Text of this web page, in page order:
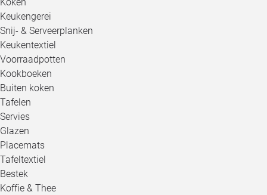
Keukengerei
Snij- & Serveerplanken
Keukentextiel
Voorraadpotten
Kookboeken
Buiten koken
Tafelen
Servies
Glazen
Placemats
Tafeltextiel
Bestek
Koffie & Thee